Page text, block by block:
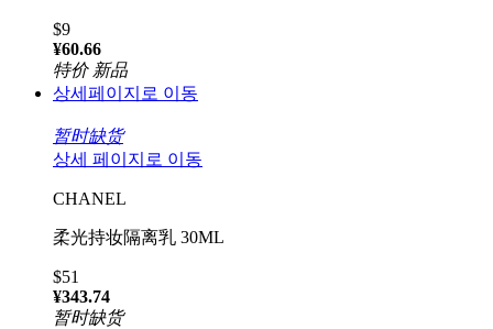
$9
¥60.66
特价 新品
상세페이지로 이동
暂时缺货
상세 페이지로 이동
CHANEL
柔光持妆隔离乳 30ML
$51
¥343.74
暂时缺货